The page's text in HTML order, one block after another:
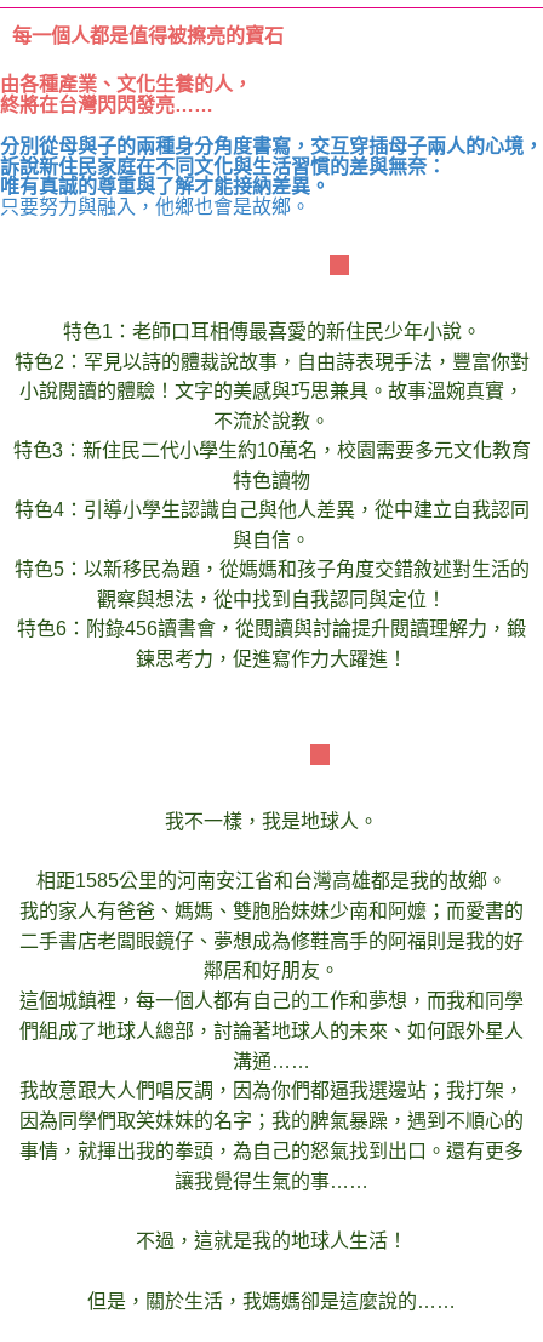
每一個人都是值得被擦亮的寶石
由各種產業、文化生養的人，
終將在台灣閃閃發亮……
分別從母與子的兩種身分角度書寫，交互穿插母子兩人的心境，
訴說新住民家庭在不同文化與生活習慣的差與無奈：
唯有真誠的尊重與了解才能接納差異。
只要努力與融入，他鄉也會是故鄉。
特色1：老師口耳相傳最喜愛的新住民少年小說。
特色2：罕見以詩的體裁說故事，自由詩表現手法，豐富你對
小說閱讀的體驗！文字的美感與巧思兼具。故事溫婉真實，
不流於說教。
特色3：新住民二代小學生約10萬名，校園需要多元文化教育
特色讀物
特色4：引導小學生認識自己與他人差異，從中建立自我認同
與自信。
特色5：以新移民為題，從媽媽和孩子角度交錯敘述對生活的
觀察與想法，從中找到自我認同與定位！
特色6：附錄456讀書會，從閱讀與討論提升閱讀理解力，鍛
鍊思考力，促進寫作力大躍進！
我不一樣，我是地球人。
相距1585公里的河南安江省和台灣高雄都是我的故鄉。
我的家人有爸爸、媽媽、雙胞胎妹妹少南和阿嬤；而愛書的
二手書店老闆眼鏡仔、夢想成為修鞋高手的阿福則是我的好
鄰居和好朋友。
這個城鎮裡，每一個人都有自己的工作和夢想，而我和同學
們組成了地球人總部，討論著地球人的未來、如何跟外星人
溝通……
我故意跟大人們唱反調，因為你們都逼我選邊站；我打架，
因為同學們取笑妹妹的名字；我的脾氣暴躁，遇到不順心的
事情，就揮出我的拳頭，為自己的怒氣找到出口。還有更多
讓我覺得生氣的事……
不過，這就是我的地球人生活！
但是，關於生活，我媽媽卻是這麼說的……